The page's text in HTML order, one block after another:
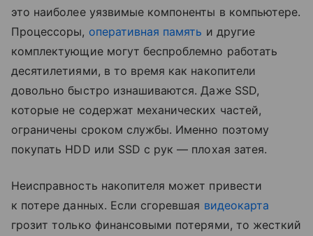
это наиболее уязвимые компоненты в компьютере.
Процессоры, оперативная память и другие
комплектующие могут беспроблемно работать
десятилетиями, в то время как накопители
довольно быстро изнашиваются. Даже SSD,
которые не содержат механических частей,
ограничены сроком службы. Именно поэтому
покупать HDD или SSD с рук — плохая затея.
Неисправность накопителя может привести
к потере данных. Если сгоревшая видеокарта
грозит только финансовыми потерями, то жесткий